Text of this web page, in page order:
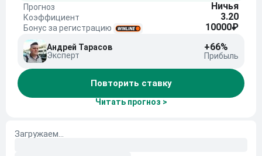
Прогноз Ничья
Коэффициент 3.20
Бонус за регистрацию 10000₽
Андрей Тарасов
Эксперт
+66%
Прибыль
Повторить ставку
Читать прогноз >